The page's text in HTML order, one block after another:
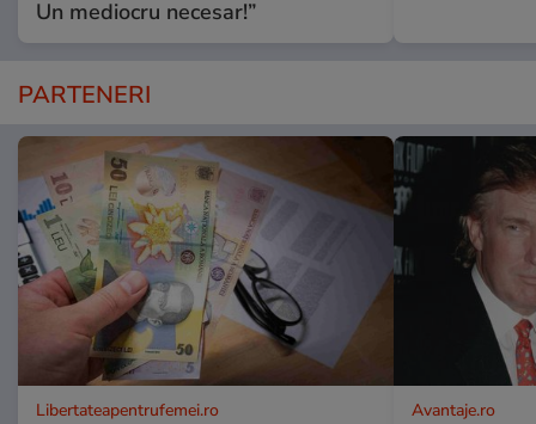
Un mediocru necesar!”
PARTENERI
Libertateapentrufemei.ro Avantaje.ro